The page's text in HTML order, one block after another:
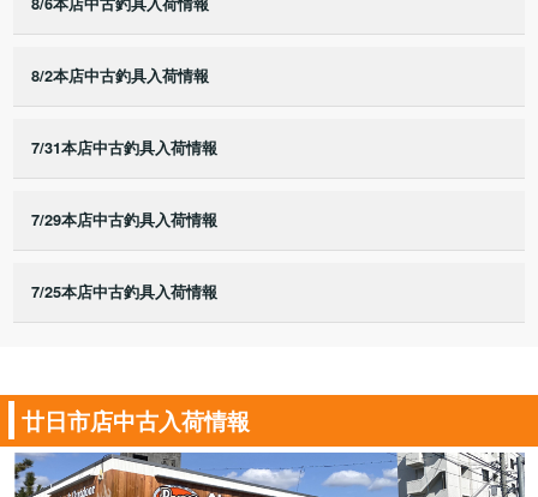
8/2本店中古釣具入荷情報
7/31本店中古釣具入荷情報
7/29本店中古釣具入荷情報
7/25本店中古釣具入荷情報
廿日市店中古入荷情報